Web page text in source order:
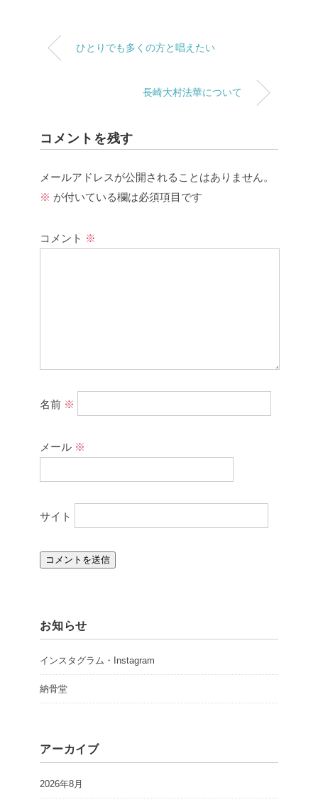
ひとりでも多くの方と唱えたい
長崎大村法華について
コメントを残す
メールアドレスが公開されることはありません。
※ が付いている欄は必須項目です
コメント ※
名前 ※
メール ※
サイト
お知らせ
インスタグラム・Instagram
納骨堂
アーカイブ
2026年8月